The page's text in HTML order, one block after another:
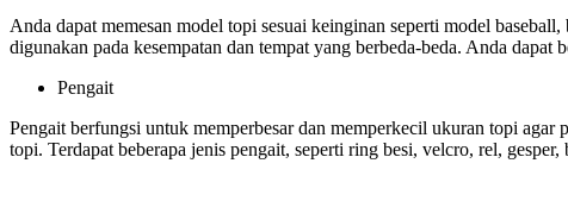
Anda dapat memesan model topi sesuai keinginan seperti model
digunakan pada kesempatan dan tempat yang berbeda-beda. Anda dapat
Pengait
Pengait berfungsi untuk memperbesar dan memperkecil ukuran topi
topi. Terdapat beberapa jenis pengait, seperti ring besi, velcro, rel,